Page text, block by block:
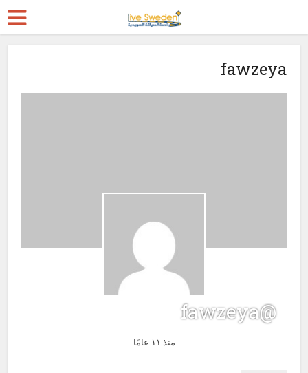
fawzeya
@fawzeya
منذ ١١ عامًا